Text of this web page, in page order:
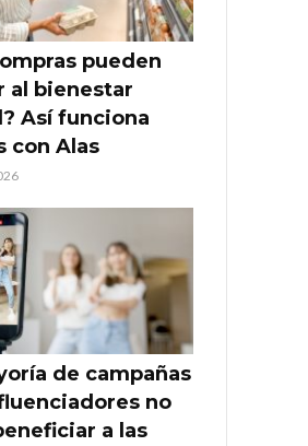
pueden
al bienestar
Así funciona
con Alas
de campañas
no
a las